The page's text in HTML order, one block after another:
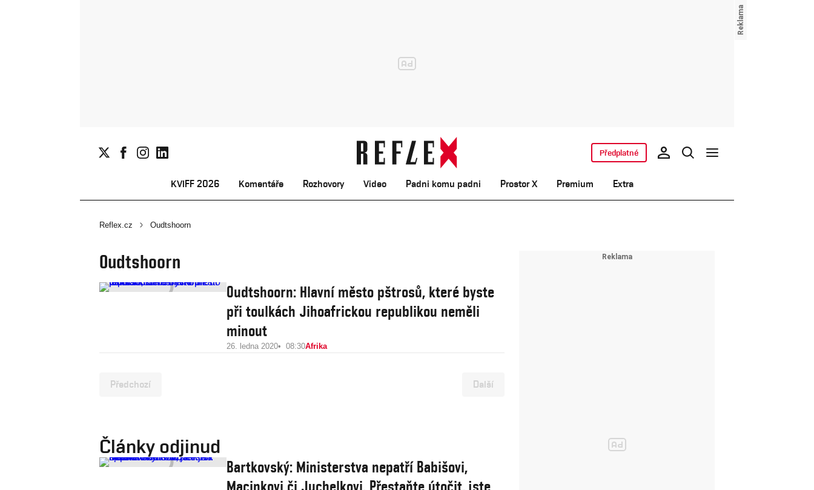
KVIFF 2026 Komentáře Rozhovory Video Padni komu padni Prostor X Premium Extra
Předplatné
Reflex.cz Oudtshoorn
Oudtshoorn
Oudtshoorn: Hlavní město pštrosů, které byste
při toulkách Jihoafrickou republikou neměli
minout
26. ledna 2020 08:30Afrika
Předchozí Další
Články odjinud
Bartkovský: Ministerstva nepatří Babišovi,
Macinkovi či Juchelkovi. Přestaňte útočit, jste